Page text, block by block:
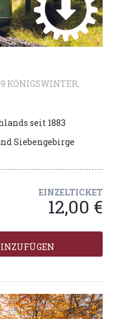
KÖNIGSWINTER, D
seit 1883
Siebengebirge
EINZELTICKET
12,00 €